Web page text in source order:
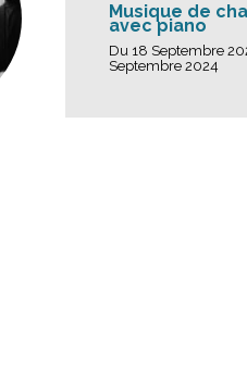
Musique de
avec piano
Du 18 Septembre
Septembre 2024